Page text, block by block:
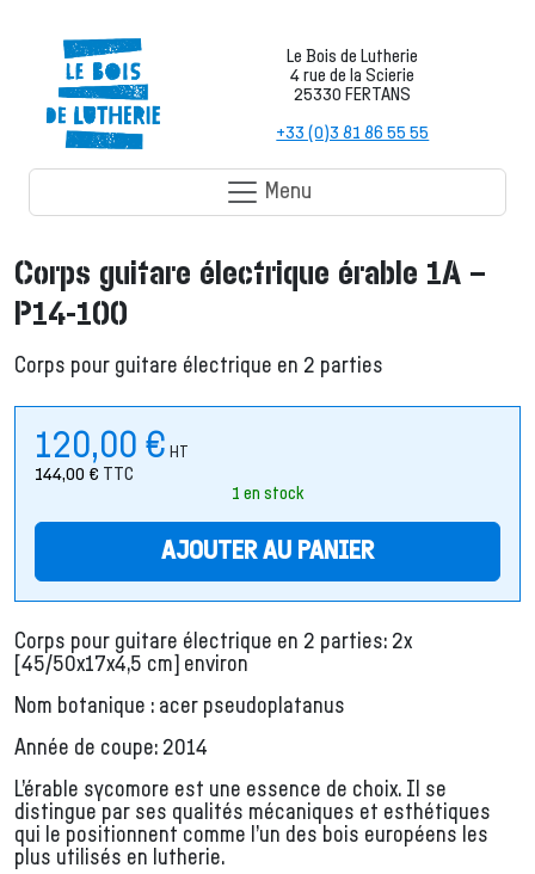
Le Bois de Lutherie
4 rue de la Scierie
25330 FERTANS
+33 (0)3 81 86 55 55
Menu
Corps guitare électrique érable 1A –
P14-100
Corps pour guitare électrique en 2 parties
120,00 € HT
144,00 € TTC
1 en stock
AJOUTER AU PANIER
Corps pour guitare électrique en 2 parties: 2x
[45/50x17x4,5 cm] environ
Nom botanique : acer pseudoplatanus
Année de coupe: 2014
L’érable sycomore est une essence de choix. Il se
distingue par ses qualités mécaniques et esthétiques
qui le positionnent comme l’un des bois européens les
plus utilisés en lutherie.